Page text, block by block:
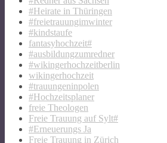
#Heirate in Thüringen
#freietrauungimwinter
#kindstaufe
fantasyhochzeit#
#ausbildungzumredner
#wikingerhochzeitberlin
wikingerhochzeit
#trauungeninpolen
#Hochzeitsplaner
freie Theologen
Freie Trauung auf Sylt#
#Erneuerungs Ja
Freie Trauung in Zürich